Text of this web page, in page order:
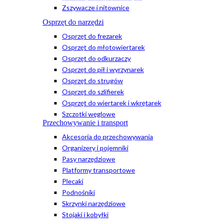
Zszywacze i nitownice
Osprzęt do narzędzi
Osprzęt do frezarek
Osprzęt do młotowiertarek
Osprzęt do odkurzaczy
Osprzęt do pił i wyrzynarek
Osprzęt do strugów
Osprzęt do szlifierek
Osprzęt do wiertarek i wkrętarek
Szczotki węglowe
Przechowywanie i transport
Akcesoria do przechowywania
Organizery i pojemniki
Pasy narzędziowe
Platformy transportowe
Plecaki
Podnośniki
Skrzynki narzędziowe
Stojaki i kobyłki